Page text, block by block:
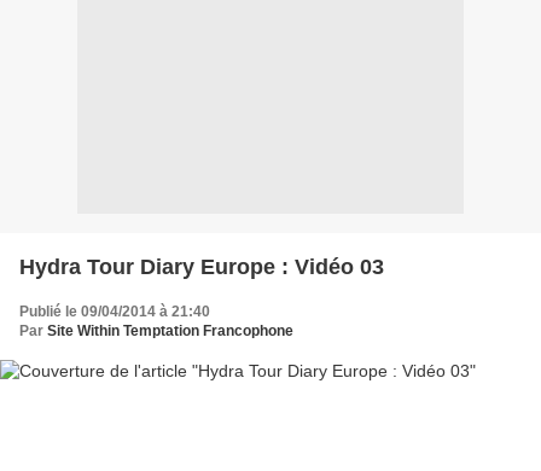
Hydra Tour Diary Europe : Vidéo 03
Publié le 09/04/2014 à 21:40
Par Site Within Temptation Francophone